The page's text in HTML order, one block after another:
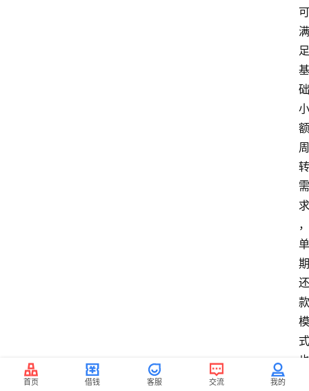
可
满
足
基
础
小
额
周
转
需
求
，
单
期
还
款
模
式
也
首页 借钱 客服 交流 我的